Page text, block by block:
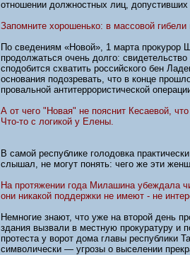
отношении должностных лиц,
Запомните хорошенько: в массовой
По сведениям «Новой», 1 марта прокурор
продолжаться очень долго:
сподобится схватить российского бен
основания подозревать, что в конце
провальной антитеррористической
А от чего "Новая" не пояснит Кесаевой,
Что-то с логикой у Елены.
В самой республике голодовка
слышал, не могут понять: чего же эти
На протяжении года Милашина убеждала
они никакой поддержки не имеют - не
Немногие знают, что уже на второй день
здания вызвали в местную прокуратуру и
протеста у ворот дома главы республики
символически — угрозы о выселении